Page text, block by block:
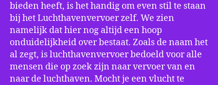
bieden heeft, is het handig om even stil te staan
bij het Luchthavenvervoer zelf. We zien
namelijk dat hier nog altijd een hoop
onduidelijkheid over bestaat. Zoals de naam het
al zegt, is luchthavenvervoer bedoeld voor alle
mensen die op zoek zijn naar vervoer van en
naar de luchthaven. Mocht je een vlucht te